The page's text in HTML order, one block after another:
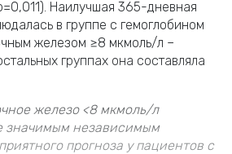
Наилучшая 365-дневная
в группе с гемоглобином
железом ≥8 мкмоль/л –
группах она составляла
железо <8 мкмоль/л
значимым независимым
прогноза у пациентов с